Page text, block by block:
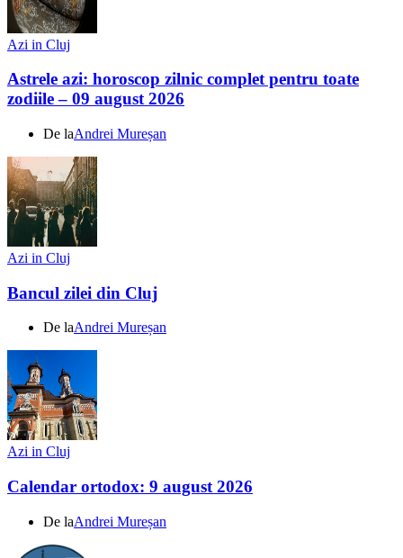
Azi in Cluj
Astrele azi: horoscop zilnic complet pentru toate
zodiile – 09 august 2026
De laAndrei Mureșan
Azi in Cluj
Bancul zilei din Cluj
De laAndrei Mureșan
Azi in Cluj
Calendar ortodox: 9 august 2026
De laAndrei Mureșan